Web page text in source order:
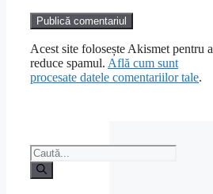
Acest site folosește Akismet pentru a
reduce spamul. Află cum sunt
procesate datele comentariilor tale.
Caută
după: